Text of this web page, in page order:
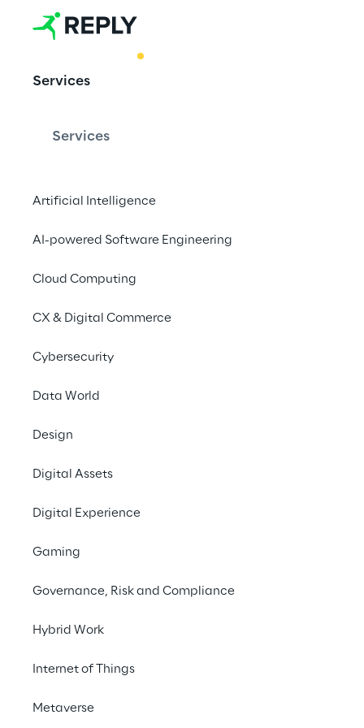
Services
Services
Artificial Intelligence
AI-powered Software Engineering
Cloud Computing
CX & Digital Commerce
Cybersecurity
Data World
Design
Digital Assets
Digital Experience
Gaming
Governance, Risk and Compliance
Hybrid Work
Internet of Things
Metaverse
La
conducteur
Exploitant le
développant une
Restez
Afin de réduire le
de surveillance de
de détecter les
conduite sous